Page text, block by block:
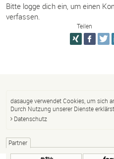
Bitte logge dich ein, um einen
verfassen.
Teilen
dasauge verwendet Cookies, um sich
Durch Nutzung unserer Dienste
Datenschutz
Partner